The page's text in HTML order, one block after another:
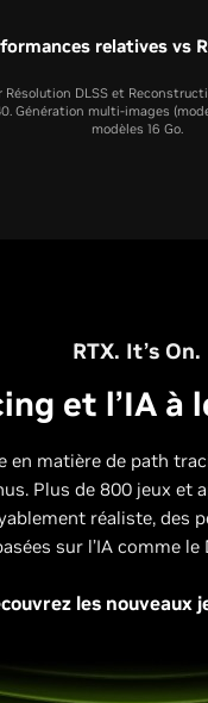
relatives vs
Résolution DLSS et
Génération multi-images
modèles 16 Go.
relatives vs
RTX. It’s On.
et l’IA à
en matière de path
Plus de 800 jeux et
réaliste, des
sur l’IA comme
les nouveaux